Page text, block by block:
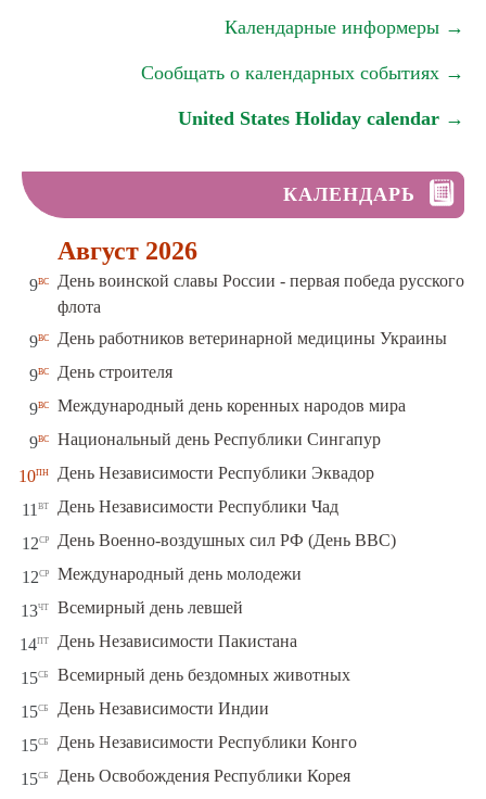
Календарные информеры →
Сообщать о календарных событиях →
United States Holiday calendar →
КАЛЕНДАРЬ
Август 2026
9вс
День воинской славы России - первая победа русского
флота
9вс День работников ветеринарной медицины Украины
9вс День строителя
9вс Международный день коренных народов мира
9вс Национальный день Республики Сингапур
10пн День Независимости Республики Эквадор
11 вт День Независимости Республики Чад
12ср День Военно-воздушных сил РФ (День ВВС)
12ср Международный день молодежи
13чт Всемирный день левшей
14пт День Независимости Пакистана
15сб Всемирный день бездомных животных
15сб День Независимости Индии
15сб День Независимости Республики Конго
15сб День Освобождения Республики Корея